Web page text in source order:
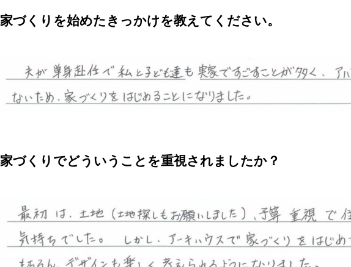
家づくりを始めたきっかけを教えてください。
家づくりでどういうことを重視されましたか？